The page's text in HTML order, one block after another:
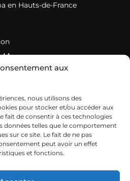
aux
nous utilisons des
pour stocker et/ou accéder aux
fait de consentir à ces technologies
données telles que le comportement
sur ce site. Le fait de ne pas
peut avoir un effet
et fonctions.
en Hauts-de-France
d’un réseau fédératif puissant
?
d’une Cuma
dans les Cuma